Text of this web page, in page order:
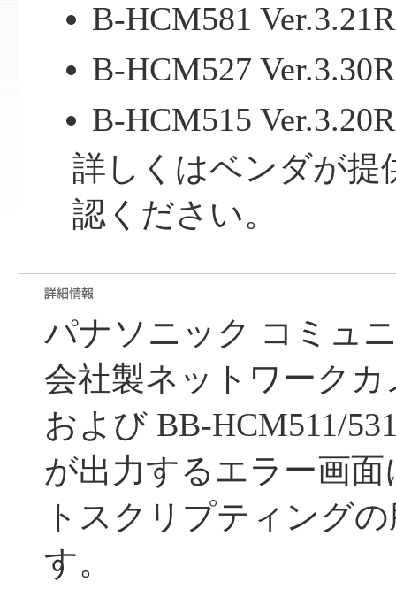
B-HCM581
B-HCM527
B-HCM515
詳しくはベンダが提
認ください。
パナソニック コミュ
会社製ネットワークカ
および BB-HCM511/
が出力するエラー画
トスクリプティング
す。